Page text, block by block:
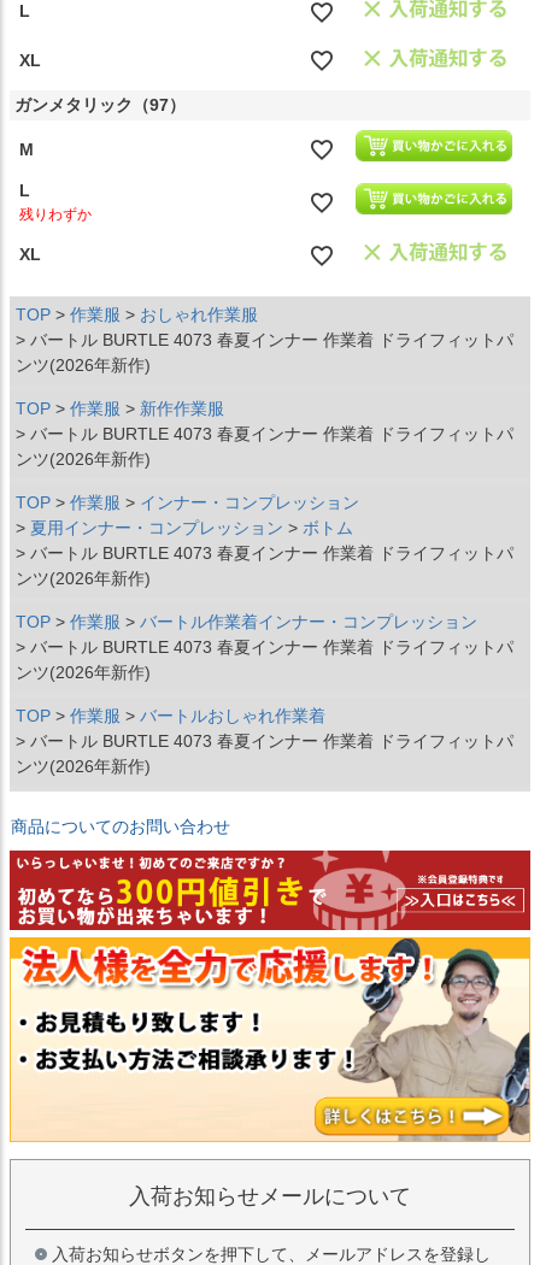
L
XL
ガンメタリック（97）
M
L
残りわずか
XL
TOP 作業服
おしゃれ作業服
バートル BURTLE 4073 春夏インナー 作業着 ドライフィットパ
ンツ(2026年新作)
TOP 作業服
新作作業服
バートル BURTLE 4073 春夏インナー 作業着 ドライフィットパ
ンツ(2026年新作)
TOP 作業服
インナー・コンプレッション
夏用インナー・コンプレッション
ボトム
バートル BURTLE 4073 春夏インナー 作業着 ドライフィットパ
ンツ(2026年新作)
TOP 作業服
バートル作業着インナー・コンプレッション
バートル BURTLE 4073 春夏インナー 作業着 ドライフィットパ
ンツ(2026年新作)
TOP 作業服
バートルおしゃれ作業着
バートル BURTLE 4073 春夏インナー 作業着 ドライフィットパ
ンツ(2026年新作)
商品についてのお問い合わせ
入荷お知らせメールについて
入荷お知らせボタンを押下して、メールアドレスを登録し